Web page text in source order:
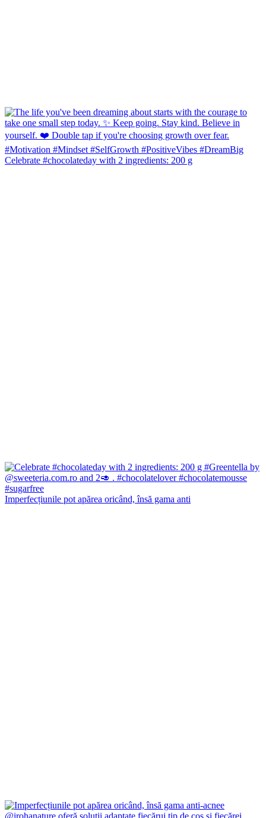
Celebrate #chocolateday with 2 ingredients: 200 g
Imperfecțiunile pot apărea oricând, însă gama anti